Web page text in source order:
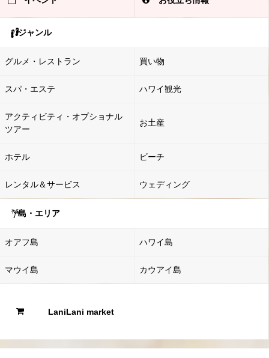
ジャンル
グルメ・レストラン 買い物
スパ・エステ ハワイ観光
アクティビティ・オプショナル
ツアー
お土産
ホテル ビーチ
レンタル＆サービス ウェディング
島・エリア
オアフ島 ハワイ島
マウイ島 カウアイ島
LaniLani market